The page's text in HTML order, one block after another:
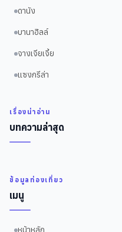
ดานัง
บานาฮิลล์
จางเจียเจี้ย
แซงกรีล่า
เรื่องน่าอ่าน
บทความล่าสุด
ข้อมูลท่องเที่ยว
เมนู
หน้าหลัก